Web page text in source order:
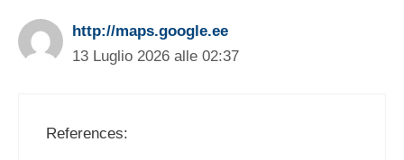
http://maps.google.ee
13 Luglio 2026 alle 02:37
References: